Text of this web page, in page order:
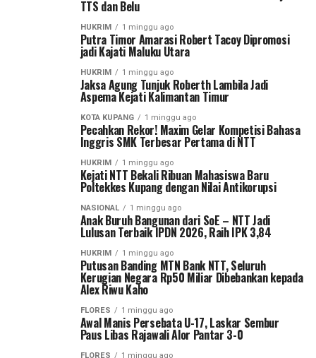
TTS dan Belu
HUKRIM 1 minggu ago
Putra Timor Amarasi Robert Tacoy Dipromosi
jadi Kajati Maluku Utara
HUKRIM 1 minggu ago
Jaksa Agung Tunjuk Roberth Lambila Jadi
Aspema Kejati Kalimantan Timur
KOTA KUPANG 1 minggu ago
Pecahkan Rekor! Maxim Gelar Kompetisi Bahasa
Inggris SMK Terbesar Pertama di NTT
HUKRIM 1 minggu ago
Kejati NTT Bekali Ribuan Mahasiswa Baru
Poltekkes Kupang dengan Nilai Antikorupsi
NASIONAL 1 minggu ago
Anak Buruh Bangunan dari SoE – NTT Jadi
Lulusan Terbaik IPDN 2026, Raih IPK 3,84
HUKRIM 1 minggu ago
Putusan Banding MTN Bank NTT, Seluruh
Kerugian Negara Rp50 Miliar Dibebankan kepada
Alex Riwu Kaho
FLORES 1 minggu ago
Awal Manis Persebata U-17, Laskar Sembur
Paus Libas Rajawali Alor Pantar 3-0
FLORES 1 minggu ago